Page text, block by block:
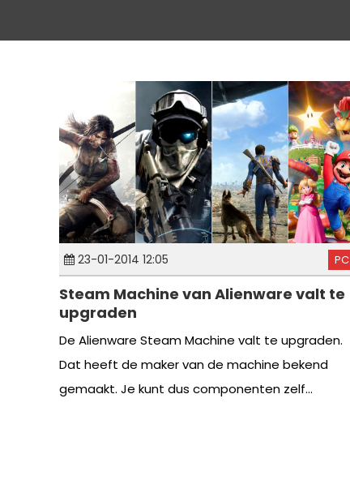
23-01-2014 12:05 PC
Steam Machine van Alienware valt te
upgraden
De Alienware Steam Machine valt te upgraden.
Dat heeft de maker van de machine bekend
gemaakt. Je kunt dus componenten zelf...